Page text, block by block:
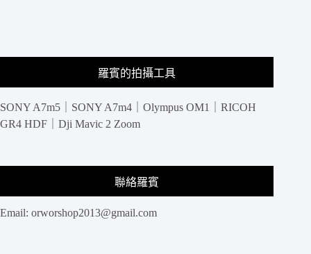
羅賓的拍攝工具
SONY A7m5｜SONY A7m4｜Olympus OM1｜RICOH
GR4 HDF｜Dji Mavic 2 Zoom
聯絡羅賓
Email: orworshop2013@gmail.com